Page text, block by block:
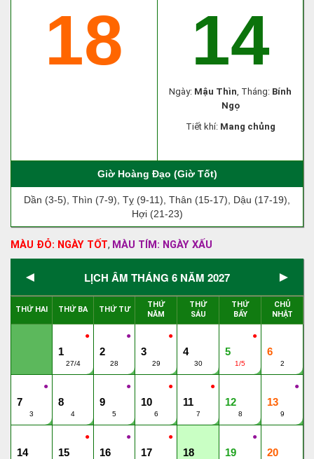
18 14
Ngày: Mậu Thìn, Tháng: Bính
Ngọ
Tiết khí: Mang chủng
Giờ Hoàng Đạo (Giờ Tốt)
Dần (3-5), Thìn (7-9), Tỵ (9-11), Thân (15-17), Dậu (17-19),
Hợi (21-23)
MÀU ĐỎ: NGÀY TỐT, MÀU TÍM: NGÀY XẤU
◄ LỊCH ÂM THÁNG 6 NĂM 2027 ►
THỨ HAI THỨ BA THỨ TƯ
THỨ
NĂM
THỨ
SÁU
THỨ
BẨY
CHỦ
NHẬT
●
1
27/4
●
2
28
●
3
29
4
30
●
5
1/5
6
2
●
7
3
8
4
●
9
5
●
10
6
●
11
7
12
8
●
13
9
14
●
15
●
16
●
17 18
●
19 20